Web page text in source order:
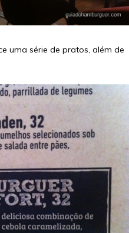
uma série de pratos, além de